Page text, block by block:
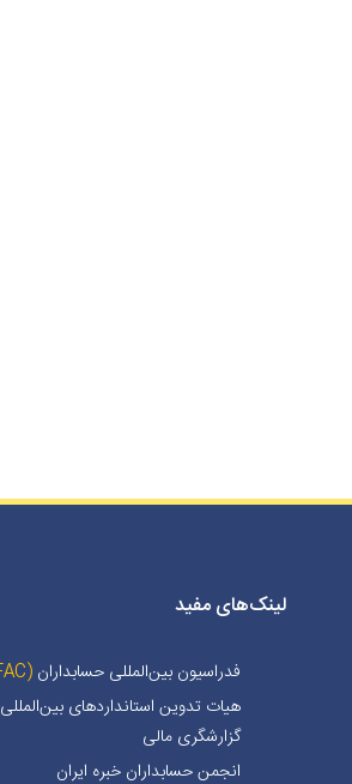
لینک‌های مفید
فدراسیون بین‌المللی حسابداران (IFAC)
هیات تدوین استانداردهای بین‌المللی
گزارشگری مالی
انجمن حسابداران خبره ايران